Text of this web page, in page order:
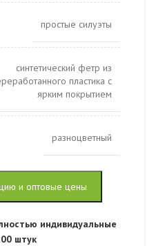
простые силуэты
синтетический фетр из
пластика с
ярким покрытием
разноцветный
и оптовые цены
индивидуальные
штук